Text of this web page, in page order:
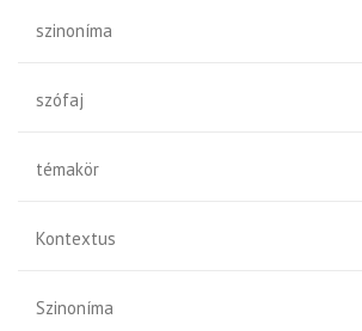
szinoníma
szófaj
témakör
Kontextus
Szinoníma